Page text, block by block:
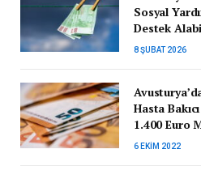
Sosyal
Destek
8 ŞUBAT 2026
Hasta
1.400 Euro
6 EKIM 2022